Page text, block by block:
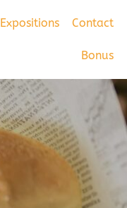
Expositions Contact
Bonus